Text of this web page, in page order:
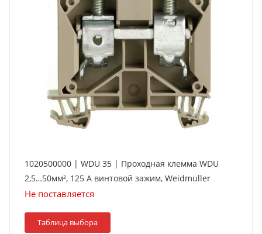
1020500000 | WDU 35 | Проходная клемма WDU
2,5…50мм², 125 А винтовой зажим, Weidmuller
Не поставляется
Таблица выбора